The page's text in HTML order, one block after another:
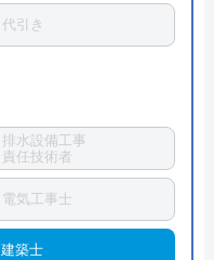
代引き
排水設備工事
責任技術者
電気工事士
建築士